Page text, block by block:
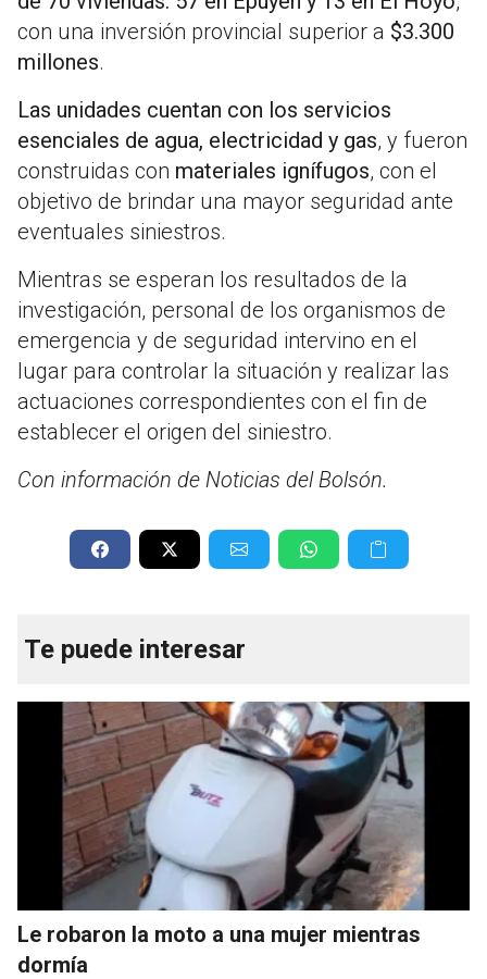
con una inversión provincial superior a $3.300
millones.
Las unidades cuentan con los servicios
esenciales de agua, electricidad y gas, y fueron
construidas con materiales ignífugos, con el
objetivo de brindar una mayor seguridad ante
eventuales siniestros.
Mientras se esperan los resultados de la
investigación, personal de los organismos de
emergencia y de seguridad intervino en el
lugar para controlar la situación y realizar las
actuaciones correspondientes con el fin de
establecer el origen del siniestro.
Con información de Noticias del Bolsón.
Te puede interesar
Le robaron la moto a una mujer mientras
dormía